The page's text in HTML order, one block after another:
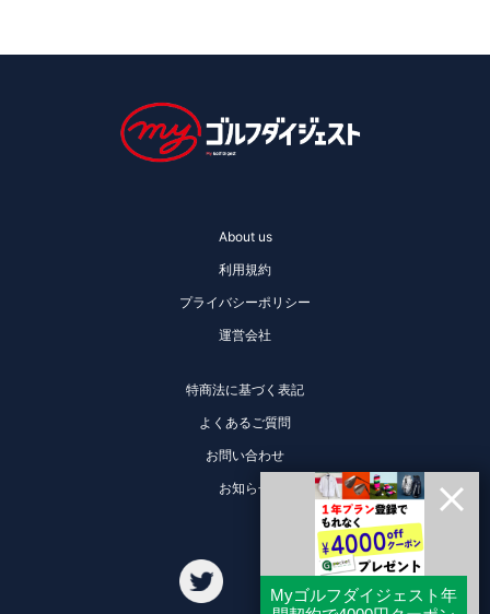
About us
利用規約
プライバシーポリシー
運営会社
特商法に基づく表記
よくあるご質問
お問い合わせ
お知らせ